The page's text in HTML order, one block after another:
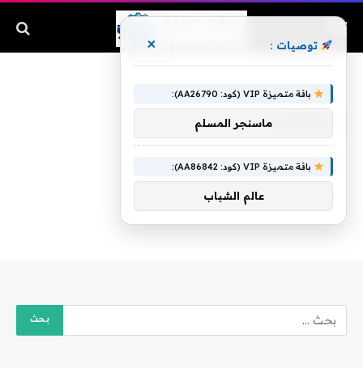
للجوازات
توصيات : ×
باقة متميزة VIP (كود: AA26790):
ماسنجر المسلم
باقة متميزة VIP (كود: AA86842):
عالم الشباب